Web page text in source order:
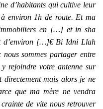
d’habitants qui cultive leur
environ 1h de route. Et ma
immobiliers en […] et in sha
d’environ […]€ Bi Idni Llah
sommes partager entre
votre antenne sur
mais alors je ne
que ma mère ne vendra
de vite nous retrouver